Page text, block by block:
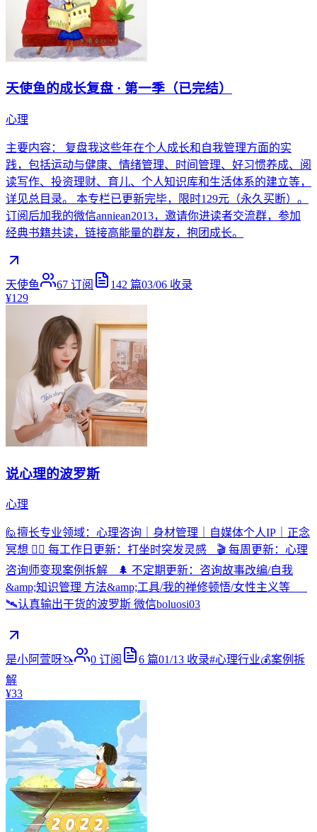
天使鱼的成长复盘 · 第一季（已完结）
心理
主要内容： 复盘我这些年在个人成长和自我管理方面的实
践，包括运动与健康、情绪管理、时间管理、好习惯养成、阅
读写作、投资理财、育儿、个人知识库和生活体系的建立等，
详见总目录。 本专栏已更新完毕，限时129元（永久买断）。
订阅后加我的微信anniean2013，邀请你进读者交流群，参加
经典书籍共读，链接高能量的群友，抱团成长。
天使鱼 67 订阅 142 篇03/06 收录
¥129
说心理的波罗斯
心理
🙋擅长专业领域：心理咨询｜身材管理｜自媒体个人IP｜正念
冥想 🧘‍♀️ 每工作日更新：打坐时突发灵感 🎬 每周更新：心理
咨询师变现案例拆解 🌲 不定期更新：咨询故事改编/自我
&amp;知识管理 方法&amp;工具/我的禅修顿悟/女性主义等
🛰️认真输出干货的波罗斯 微信boluosi03
是小阿萱呀🦄 0 订阅 6 篇01/13 收录#心理行业💰案例拆
解
¥33